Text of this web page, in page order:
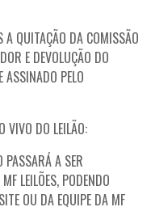
QUITAÇÃO DA COMISSÃO
E DEVOLUÇÃO DO
ASSINADO PELO
VIVO DO LEILÃO:
A SER
LEILÕES, PODENDO
OU DA EQUIPE DA MF